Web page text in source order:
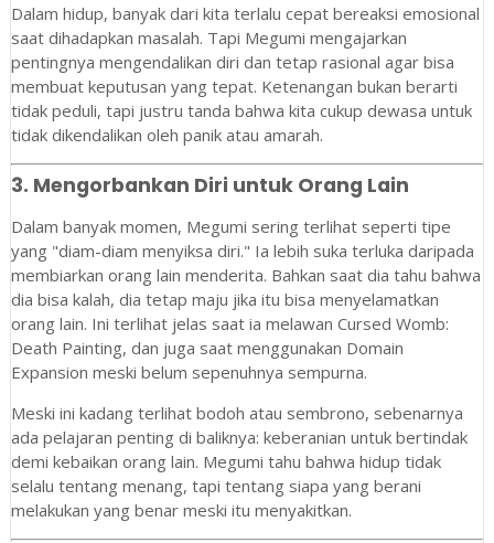
Dalam hidup, banyak dari kita terlalu cepat bereaksi emosional
saat dihadapkan masalah. Tapi Megumi mengajarkan
pentingnya mengendalikan diri dan tetap rasional agar bisa
membuat keputusan yang tepat. Ketenangan bukan berarti
tidak peduli, tapi justru tanda bahwa kita cukup dewasa untuk
tidak dikendalikan oleh panik atau amarah.
3. Mengorbankan Diri untuk Orang Lain
Dalam banyak momen, Megumi sering terlihat seperti tipe
yang "diam-diam menyiksa diri." Ia lebih suka terluka daripada
membiarkan orang lain menderita. Bahkan saat dia tahu bahwa
dia bisa kalah, dia tetap maju jika itu bisa menyelamatkan
orang lain. Ini terlihat jelas saat ia melawan Cursed Womb:
Death Painting, dan juga saat menggunakan Domain
Expansion meski belum sepenuhnya sempurna.
Meski ini kadang terlihat bodoh atau sembrono, sebenarnya
ada pelajaran penting di baliknya: keberanian untuk bertindak
demi kebaikan orang lain. Megumi tahu bahwa hidup tidak
selalu tentang menang, tapi tentang siapa yang berani
melakukan yang benar meski itu menyakitkan.